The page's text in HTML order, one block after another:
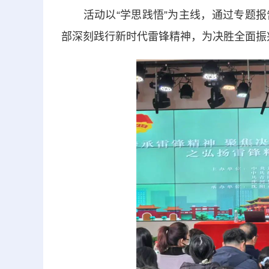
活动以“学思践悟”为主线，通过专题报
部深刻践行新时代雷锋精神，为决胜全面